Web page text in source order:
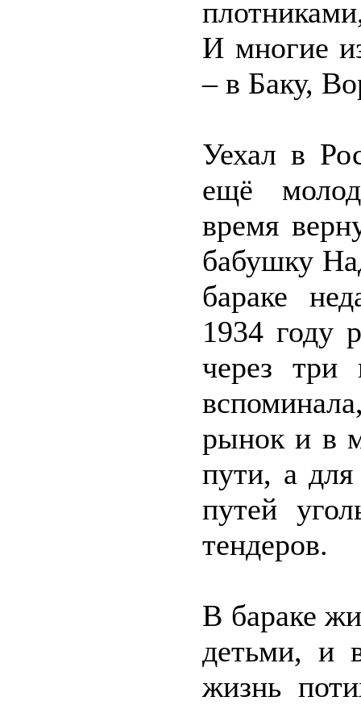
И многие
– в Баку,
Уехал в
ещё
время
бабушку
бараке
1934 году
через
рынок и в
пути, а для
путей
тендеров.
В бараке
детьми, и
жизнь